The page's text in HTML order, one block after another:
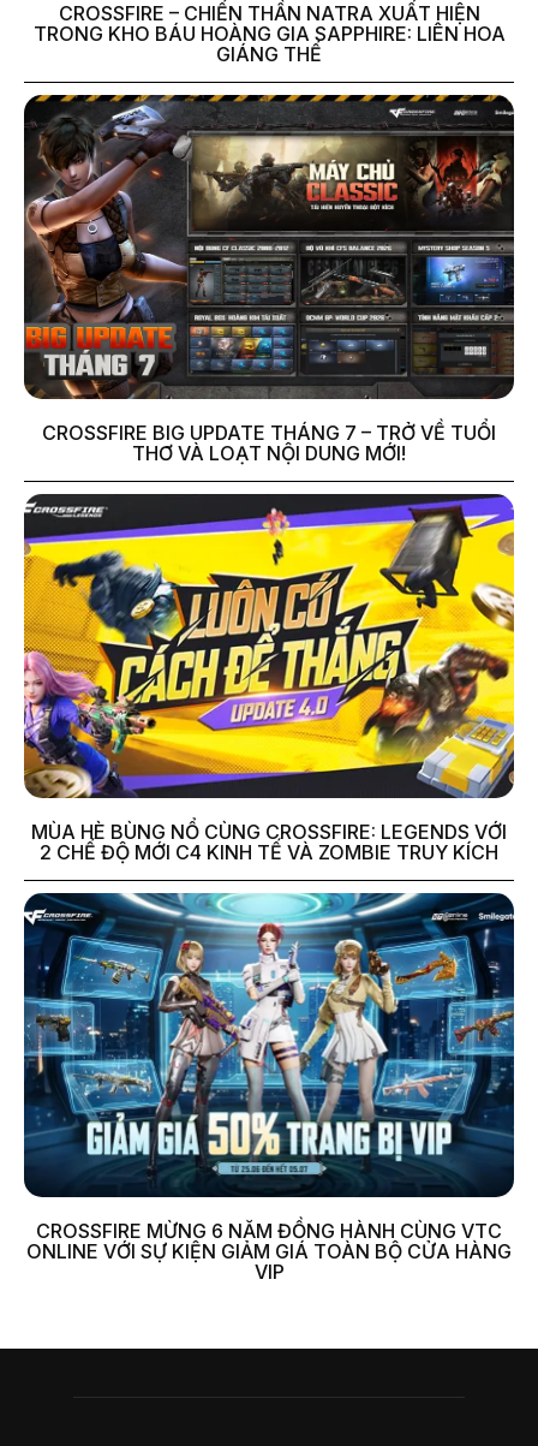
CROSSFIRE – CHIẾN THẦN NATRA XUẤT HIỆN
TRONG KHO BÁU HOÀNG GIA SAPPHIRE: LIÊN HOA
GIÁNG THẾ
CROSSFIRE BIG UPDATE THÁNG 7 – TRỞ VỀ TUỔI
THƠ VÀ LOẠT NỘI DUNG MỚI!
MÙA HÈ BÙNG NỔ CÙNG CROSSFIRE: LEGENDS VỚI
2 CHẾ ĐỘ MỚI C4 KINH TẾ VÀ ZOMBIE TRUY KÍCH
CROSSFIRE MỪNG 6 NĂM ĐỒNG HÀNH CÙNG VTC
ONLINE VỚI SỰ KIỆN GIẢM GIÁ TOÀN BỘ CỬA HÀNG
VIP